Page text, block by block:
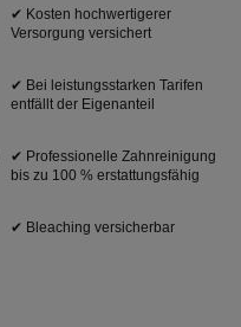
✔ Kosten hochwertigerer
Versorgung versichert
✔ Bei leistungsstarken Tarifen
entfällt der Eigenanteil
✔ Professionelle Zahnreinigung
bis zu 100 % erstattungsfähig
✔ Bleaching versicherbar